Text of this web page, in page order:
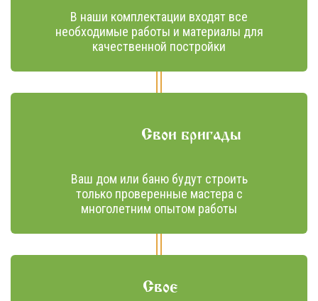
В наши комплектации входят все
необходимые работы и материалы для
качественной постройки
Свои бригады
Ваш дом или баню будут строить
только проверенные мастера с
многолетним опытом работы
Свое